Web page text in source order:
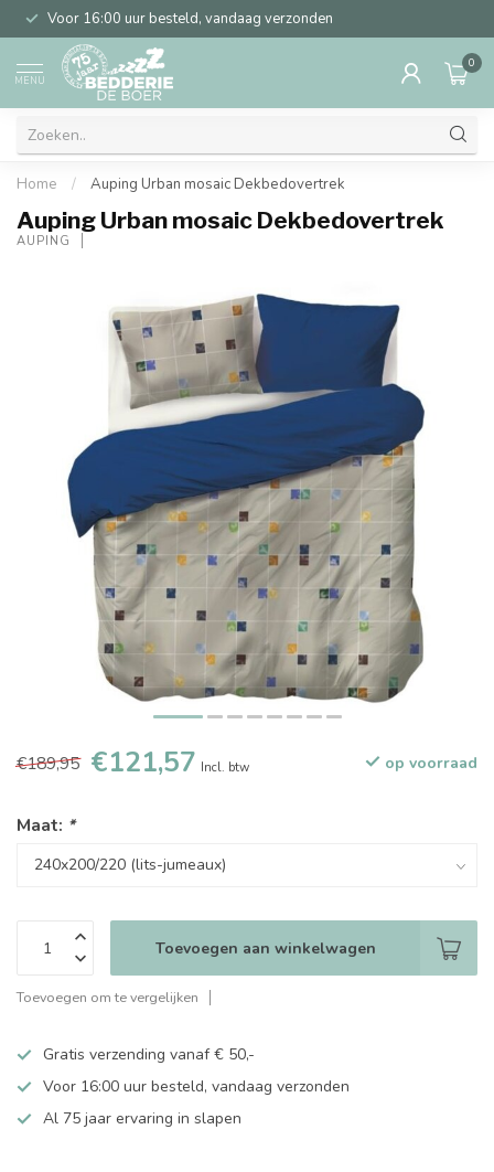
Voor 16:00 uur besteld, vandaag verzonden
MENU
0
Home / Auping Urban mosaic Dekbedovertrek
Auping Urban mosaic Dekbedovertrek
AUPING
€189,95 €121,57 Incl. btw op voorraad
Maat: *
Toevoegen aan winkelwagen
Toevoegen om te vergelijken
Gratis verzending vanaf € 50,-
Voor 16:00 uur besteld, vandaag verzonden
Al 75 jaar ervaring in slapen